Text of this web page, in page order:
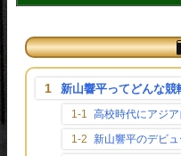
[]
新山響平ってどんな競
高校時代にアジ
新山響平のデビ